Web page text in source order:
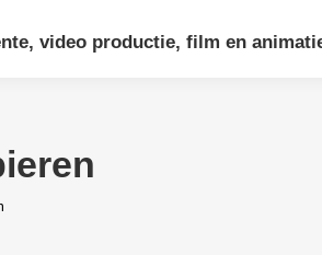
video productie, film en